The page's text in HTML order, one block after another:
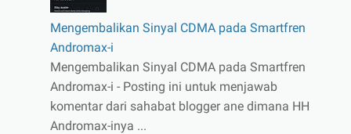
Mengembalikan Sinyal CDMA pada Smartfren
Andromax-i
Mengembalikan Sinyal CDMA pada Smartfren
Andromax-i - Posting ini untuk menjawab
komentar dari sahabat blogger ane dimana HH
Andromax-inya ...